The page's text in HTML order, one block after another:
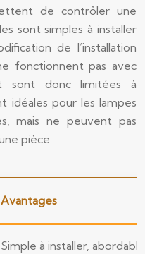
de contrôler une
sont simples à installer
de l’installation
fonctionnent pas avec
sont donc limitées à
idéales pour les lampes
mais ne peuvent pas
pièce.
Avantages
Simple à installer,